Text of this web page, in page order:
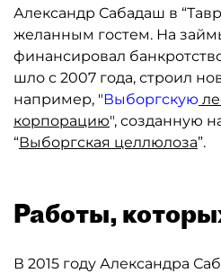
Александр Сабадаш в
желанным гостем. На
финансировал
шло с 2007 года, строил
например, "Выборгскую
корпорацию", созданную
“Выборгская целлюлоза”.
Работы,
В 2015 году Александра